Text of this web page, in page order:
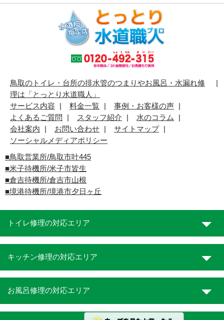
鳥取のトイレ・台所の排水管のつまりやお風呂・水漏れ修
理は「とっとり水道職人」
サービス内容
料金一覧
事例・お客様の声
よくあるご質問
スタッフ紹介
水のコラム
会社案内
お問い合わせ
サイトマップ
ソーシャルメディアポリシー
■鳥取営業所/鳥取市叶445
■米子待機所/米子市皆生
■倉吉待機所/倉吉市山根
■境港待機所/境港市夕日ヶ丘
トイレ修理の対応エリア
キッチン修理の対応エリア
お風呂修理の対応エリア